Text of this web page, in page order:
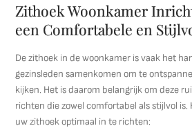
Zithoek Woonkamer
een Comfortabele en
De zithoek in de woonkamer is vaak het
gezinsleden samenkomen om te
kijken. Het is daarom belangrijk om deze
richten die zowel comfortabel als stijlvol is.
uw zithoek optimaal in te richten: